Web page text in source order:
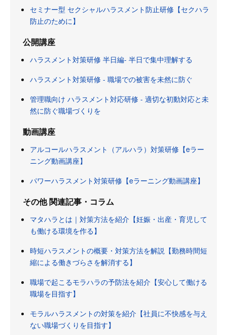
セミナー型 セクシャルハラスメント防止研修【セクハラ
防止のために】
公開講座
ハラスメント対策研修 半日編- 半日で集中理解する
ハラスメント対策研修 - 職場での被害を未然に防ぐ
管理職向け ハラスメント対応研修 - 適切な初動対応と未
然に防ぐ職場づくりを
動画講座
アルコールハラスメント（アルハラ）対策研修【eラー
ニング動画講座】
パワーハラスメント対策研修【eラーニング動画講座】
その他 関連記事・コラム
マタハラとは｜対策方法を紹介【妊娠・出産・育児して
も働ける環境を作る】
時短ハラスメントの概要・対策方法を解説【勤務時間短
縮による働きづらさを解消する】
職場で起こるモラハラの予防法を紹介【安心して働ける
職場を目指す】
モラルハラスメントの対策を紹介【社員に不快感を与え
ない職場づくりを目指す】